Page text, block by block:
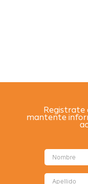
mantente